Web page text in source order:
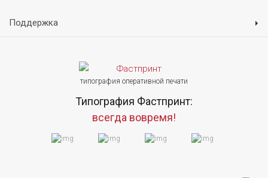
Поддержка
типография оперативной печати
Типография Фастпринт:
всегда вовремя!